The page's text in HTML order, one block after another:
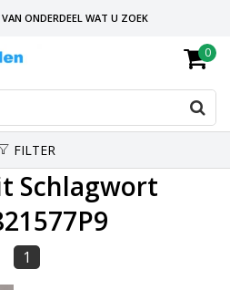
ONDERDEEL WAT U ZOEK
VANDAAG VERZONDEN
PEUGEOT
0
FILTER
Schlagwort
1